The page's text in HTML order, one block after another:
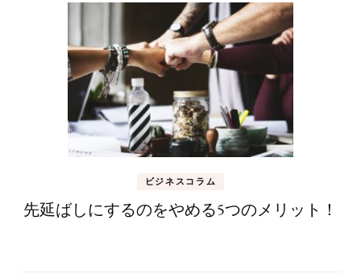
ビジネスコラム
先延ばしにするのをやめる5つのメリット！